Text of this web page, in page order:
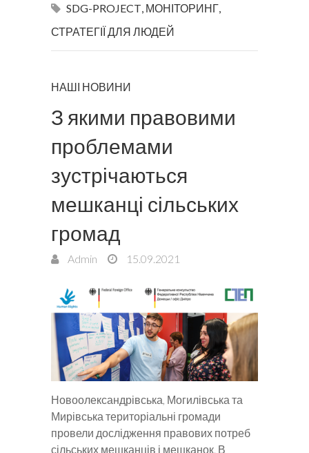
SDG-PROJECT МОНІТОРИНГ
СТРАТЕГІЇ ДЛЯ ЛЮДЕЙ
НАШІ НОВИНИ
З якими правовими
проблемами
зустрічаються
мешканці сільських
громад
Admin 15.09.2021
Новоолександрівська, Могилівська та
Мирівська територіальні громади
провели дослідження правових потреб
сільських мешканців і мешканок. В